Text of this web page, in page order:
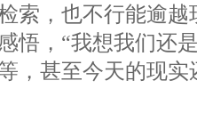
索，也不行能逾
悟，“我想我们还
，甚至今天的现